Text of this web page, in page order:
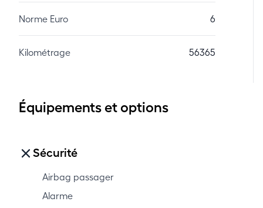
Norme Euro 6
Kilométrage 56365
Équipements et options
Sécurité
Airbag passager
Alarme